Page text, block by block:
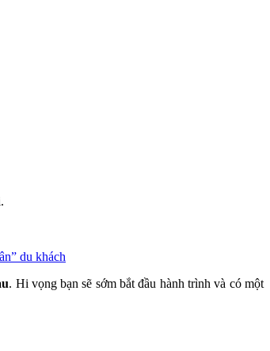
du khách
. Hi vọng bạn sẽ sớm bắt đầu hành trình và có một